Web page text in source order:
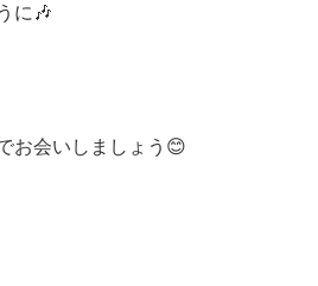
に🎶
お会いしましょう😊